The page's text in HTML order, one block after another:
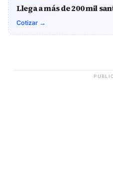
Llega a más de 200 mil
Cotizar →